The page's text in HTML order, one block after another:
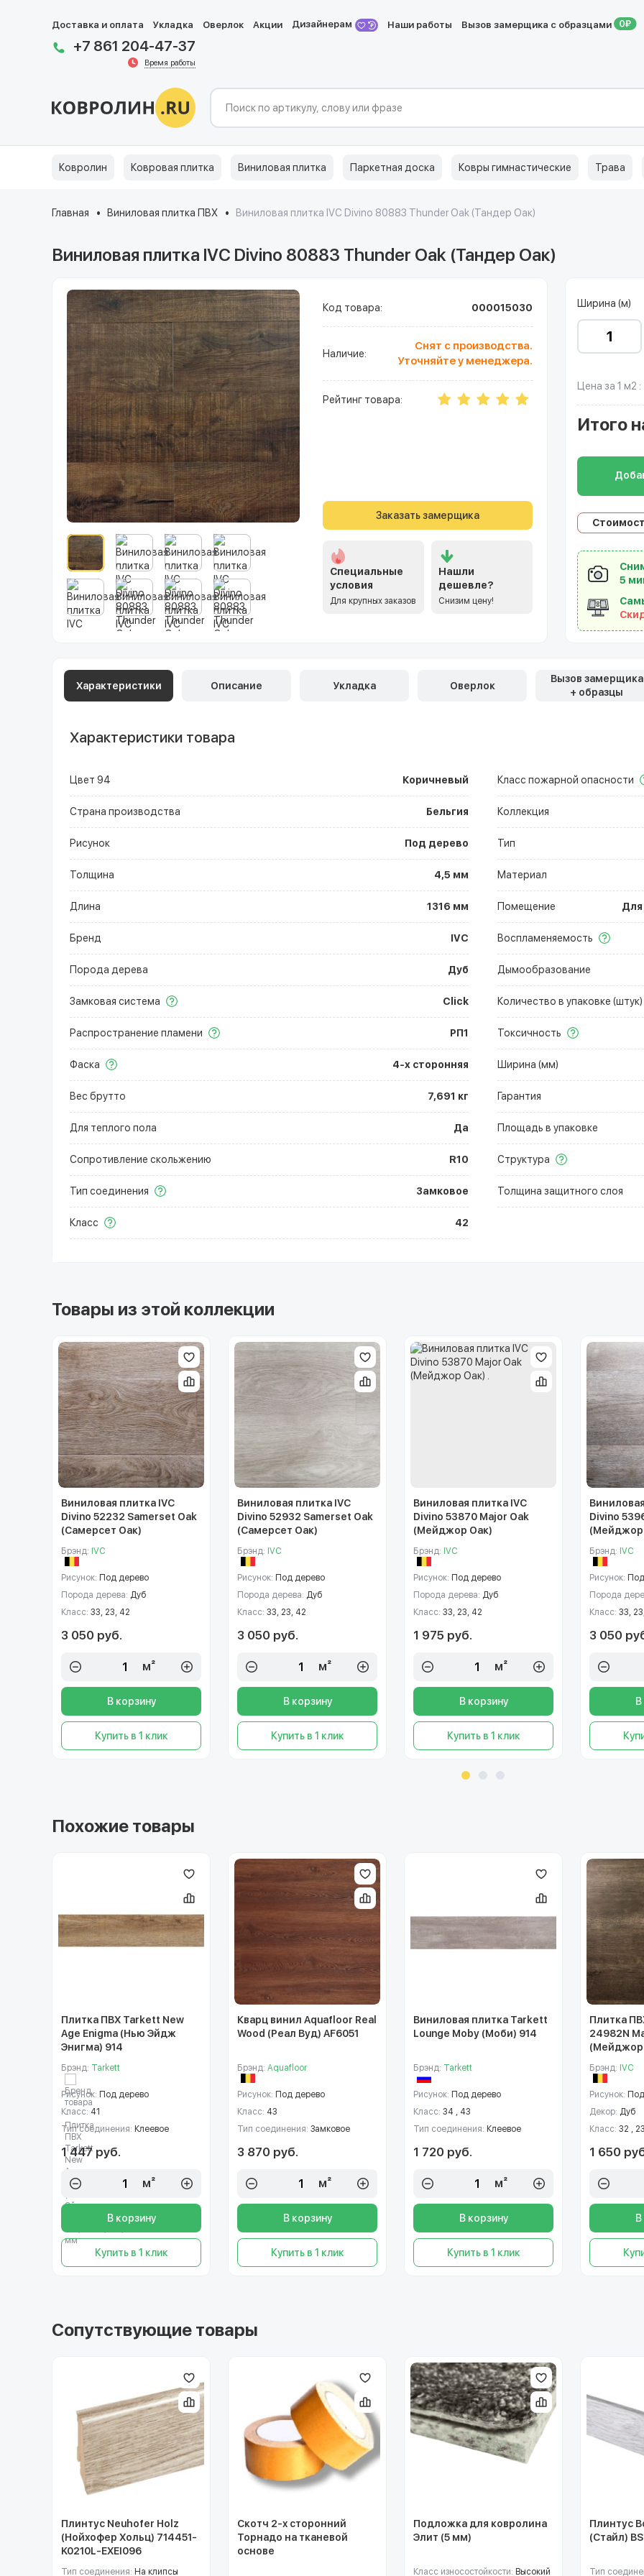
Доставка и оплата Укладка Оверлок Акции Дизайнерам Наши работы Вызов замерщика с образцами
+7 861 204-47-37
Время работы
Ковролин Ковровая плитка Виниловая плитка Паркетная доска Ковры гимнастические Трава
Главная Виниловая плитка ПВХ Виниловая плитка IVC Divino 80883 Thunder Oak (Тандер Оак)
Виниловая плитка IVC Divino 80883 Thunder Oak (Тандер Оак)
Код товара: 000015030
Наличие:
Снят с производства.
Уточняйте у менеджера.
Рейтинг товара:
Заказать замерщика
Специальные
условия
Для крупных заказов
Нашли
дешевле?
Снизим цену!
Ширина (м)
Цена за 1 м2 :
Итого
5
Характеристики Описание Укладка Оверлок
Вызов замерщика
+ образцы
Характеристики товара
Цвет 94 Коричневый Класс пожарной опасности
Страна производства Бельгия Коллекция
Рисунок Под дерево Тип
Толщина 4,5 мм Материал
Длина 1316 мм Помещение Для
Бренд IVC Воспламеняемость
Порода дерева Дуб Дымообразование
Замковая система Click Количество в упаковке (штук)
Распространение пламени РП1 Токсичность
Фаска 4-х сторонняя Ширина (мм)
Вес брутто 7,691 кг Гарантия
Для теплого пола Да Площадь в упаковке
Сопротивление скольжению R10 Структура
Тип соединения Замковое Толщина защитного слоя
Класс 42
Товары из этой коллекции
Виниловая плитка IVC
Divino 52232 Samerset Oak
(Самерсет Оак)
Брэнд: IVC
Рисунок: Под дерево
Порода дерева: Дуб
Класс: 33, 23, 42
3 050 руб.
м²
В корзину
Купить в 1 клик
Виниловая плитка IVC
Divino 52932 Samerset Oak
(Самерсет Оак)
Брэнд: IVC
Рисунок: Под дерево
Порода дерева: Дуб
Класс: 33, 23, 42
3 050 руб.
м²
В корзину
Купить в 1 клик
Виниловая плитка IVC
Divino 53870 Major Oak
(Мейджор Оак)
Брэнд: IVC
Рисунок: Под дерево
Порода дерева: Дуб
Класс: 33, 23, 42
1 975 руб.
м²
В корзину
Купить в 1 клик
Divino
(Мейджор
Брэнд: IVC
Рисунок:
Порода
Класс: 33,
3 050
Похожие товары
Плитка ПВХ Tarkett New
Age Enigma (Нью Эйдж
Энигма) 914
Брэнд: Tarkett
Рисунок: Под дерево
Класс: 41
Тип соединения: Клеевое
1 447 руб.
м²
В корзину
Купить в 1 клик
Кварц винил Aquafloor Real
Wood (Реал Вуд) AF6051
Брэнд: Aquafloor
Рисунок: Под дерево
Класс: 43
Тип соединения: Замковое
3 870 руб.
м²
В корзину
Купить в 1 клик
Виниловая плитка Tarkett
Lounge Moby (Моби) 914
Брэнд: Tarkett
Рисунок: Под дерево
Класс: 34 , 43
Тип соединения: Клеевое
1 720 руб.
м²
В корзину
Купить в 1 клик
Плитка
24982N
(Мейджор
Брэнд: IVC
Рисунок:
Декор: Дуб
Класс: 32 , 23
1 650
Сопутствующие товары
Плинтус Neuhofer Holz
(Нойхофер Хольц) 714451-
K0210L-EXEI096
Тип соединения: На клипсы
Скотч 2-х сторонний
Торнадо на тканевой
основе
Подложка для ковролина
Элит (5 мм)
Класс износостойкости: Высокий
Плинтус
(Стайл)
Тип